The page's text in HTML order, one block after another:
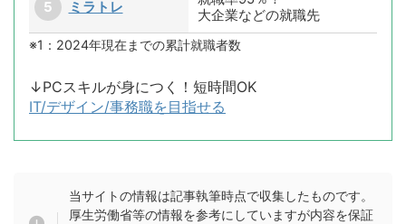
ミラトレ
大企業などの就職先
※1：2024年現在までの累計就職者数
↓PCスキルが身につく！短時間OK
IT/デザイン/事務職を目指せる
当サイトの情報は記事執筆時点で収集したものです。
厚生労働省等の情報を参考にしていますが内容を保証